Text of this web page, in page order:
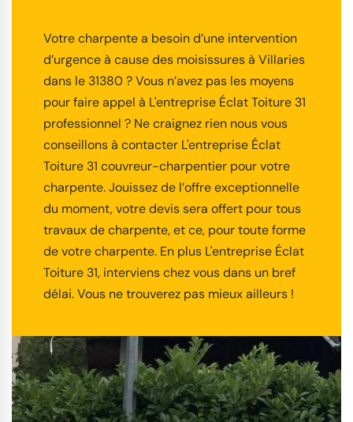
Votre charpente a besoin d’une intervention
d’urgence à cause des moisissures à Villaries
dans le 31380 ? Vous n’avez pas les moyens
pour faire appel à L'entreprise Éclat Toiture 31
professionnel ? Ne craignez rien nous vous
conseillons à contacter L'entreprise Éclat
Toiture 31 couvreur-charpentier pour votre
charpente. Jouissez de l’offre exceptionnelle
du moment, votre devis sera offert pour tous
travaux de charpente, et ce, pour toute forme
de votre charpente. En plus L'entreprise Éclat
Toiture 31, interviens chez vous dans un bref
délai. Vous ne trouverez pas mieux ailleurs !